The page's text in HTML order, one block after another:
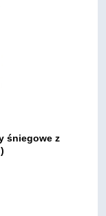
śniegowe z